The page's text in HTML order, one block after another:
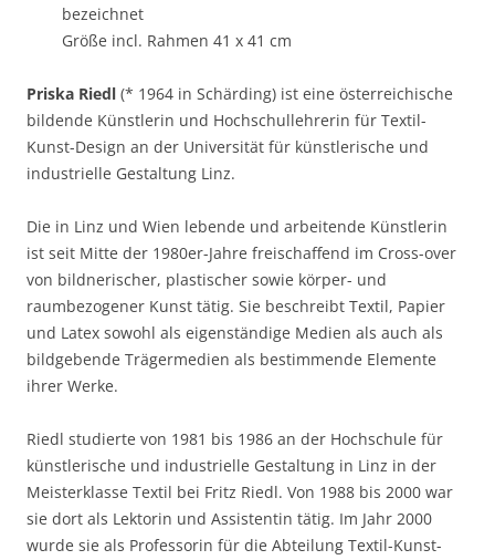
bezeichnet
Größe incl. Rahmen 41 x 41 cm
Priska Riedl (* 1964 in Schärding) ist eine österreichische
bildende Künstlerin und Hochschullehrerin für Textil-
Kunst-Design an der Universität für künstlerische und
industrielle Gestaltung Linz.
Die in Linz und Wien lebende und arbeitende Künstlerin
ist seit Mitte der 1980er-Jahre freischaffend im Cross-over
von bildnerischer, plastischer sowie körper- und
raumbezogener Kunst tätig. Sie beschreibt Textil, Papier
und Latex sowohl als eigenständige Medien als auch als
bildgebende Trägermedien als bestimmende Elemente
ihrer Werke.
Riedl studierte von 1981 bis 1986 an der Hochschule für
künstlerische und industrielle Gestaltung in Linz in der
Meisterklasse Textil bei Fritz Riedl. Von 1988 bis 2000 war
sie dort als Lektorin und Assistentin tätig. Im Jahr 2000
wurde sie als Professorin für die Abteilung Textil-Kunst-